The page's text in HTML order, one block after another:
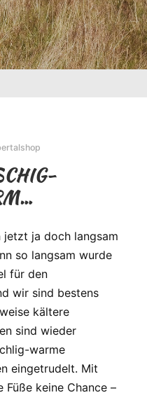
jetzt ja doch langsam
so langsam wurde
für den
wir sind bestens
kältere
sind wieder
warme
eingetrudelt. Mit
Füße keine Chance –